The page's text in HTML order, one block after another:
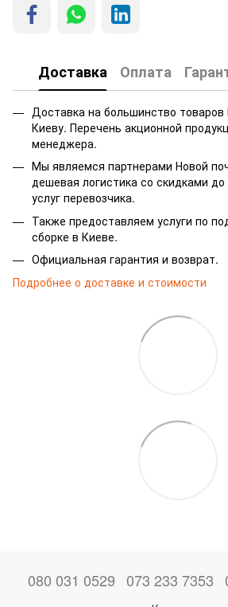
Доставка Оплата
Доставка на большинство
Киеву. Перечень акционной
менеджера.
Мы являемся партнерами Новой
дешевая логистика со скидками
услуг перевозчика.
Также предоставляем услуги по
сборке в Киеве.
Официальная гарантия и возврат.
Подробнее о доставке и стоимости
080 031 0529 073 233 7353